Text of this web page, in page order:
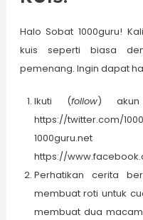
Halo Sobat 1000guru!
kuis seperti biasa
pemenang. Ingin dapat
Ikuti (follow) akun
https://
https://
Perhatikan cerita
membuat roti untuk
membuat dua